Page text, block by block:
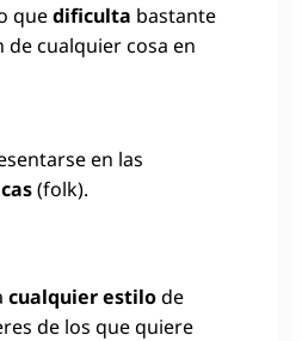
quedificulta bastante
de cualquier cosa en
en las
(folk).
cualquier estilode
de los que quiere